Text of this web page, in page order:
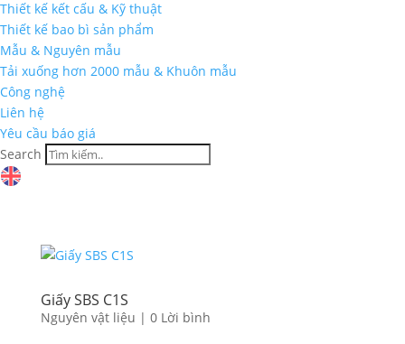
Thiết kế kết cấu & Kỹ thuật
Thiết kế bao bì sản phẩm
Mẫu & Nguyên mẫu
Tải xuống hơn 2000 mẫu & Khuôn mẫu
Công nghệ
Liên hệ
Yêu cầu báo giá
Search
Giấy SBS C1S
Nguyên vật liệu | 0 Lời bình